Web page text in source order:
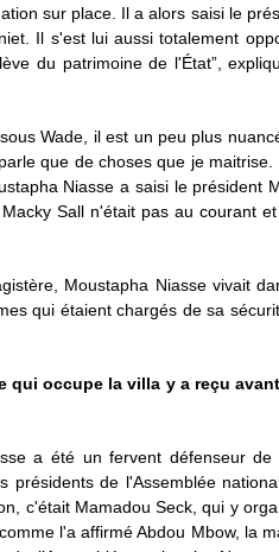
sur place. Il a alors saisi le
Il s'est lui aussi totalement
du patrimoine de l'État”,
Wade, il est un peu plus
que de choses que je maitrise.
Niasse a saisi le président
Sall n'était pas au courant
Moustapha Niasse vivait
qui étaient chargés de sa
qui occupe la villa y a reçu
a été un fervent défenseur de
présidents de l'Assemblée
c'était Mamadou Seck, qui y
l'a affirmé Abdou Mbow, la